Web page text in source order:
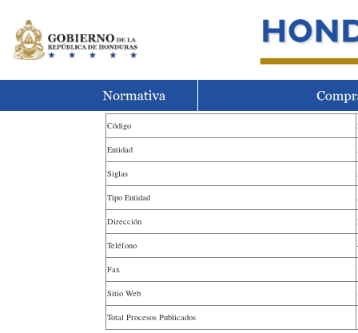
Código
Entidad
Siglas
Tipo Entidad
Dirección
Teléfono
Fax
Sitio Web
Total Procesos Publicados